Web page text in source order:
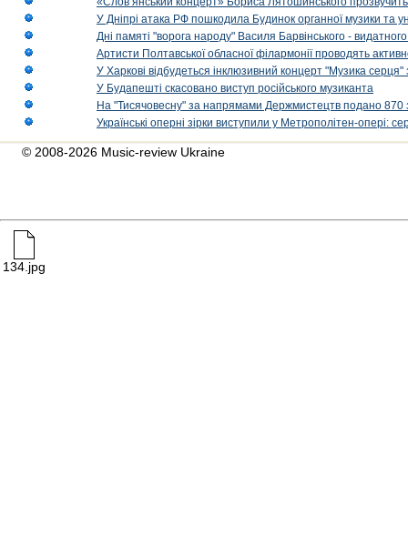
У Дніпрі атака РФ пошкодила Будинок органної музики та
Дні памяті "ворога народу" Василя Барвінського -
Артисти Полтавської обласної філармонії проводять
У Харкові відбудеться інклюзивний концерт "Музика
У Будапешті скасовано виступ російського музиканта
На "Тисячовесну" за напрямами Держмистецтв подано 870
Українські оперні зірки виступили у Метрополітен-опері:
© 2008-2026 Music-review Ukraine
134.jpg